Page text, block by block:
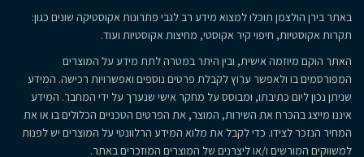
באתר בירן הולצמן תוכלו למצוא מידע רב לגבי פתרונות אקוסטיקה שונים כגון:
תקרות אקוסטיות, חיפוי קיר אקוסטי, מחיצות אקוסטיות ועוד.
האתר הוקם מיוזמה אישית, ובין היתר במטרה לתת מידע על המוצרים
המפורסמים בו ולאפשר ערוץ לקבלת פרטים נוספים ואפשרויות רכישה. המידע
שניתן נכון ליום כתיבתו, ומבוסס על מחקר אישי שנערך על ידי המחבר. המידע
איננו מייצג בהכרח את השירות, המוצר, את הפרטים הטכניים הכלולים בו או את
המחיר הנזכר לצידו. כדי לקבל את מלוא המידע הרלוונטי על המוצרים יש לפנות
למשווקים המורשים ו/או ליצרנים של המוצרים המוזכרים באתר.